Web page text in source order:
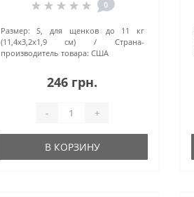
0
Размер:
S, для щенков до 11 кг
(11,4x3,2x1,9 см)
Страна-
производитель товара: США
246 грн.
- +
В КОРЗИНУ